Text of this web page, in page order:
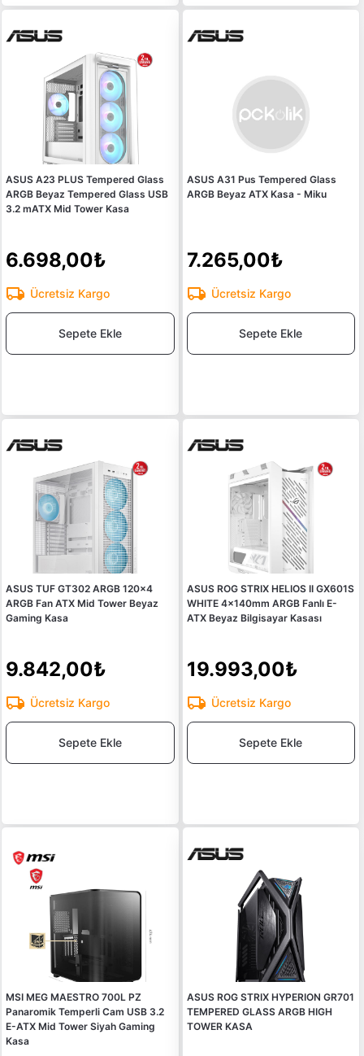
ASUS A23 PLUS Tempered Glass
ARGB Beyaz Tempered Glass USB
3.2 mATX Mid Tower Kasa
6.698,00₺
Ücretsiz Kargo
Sepete Ekle
ASUS A31 Pus Tempered Glass
ARGB Beyaz ATX Kasa - Miku
7.265,00₺
Ücretsiz Kargo
Sepete Ekle
ASUS TUF GT302 ARGB 120x4
ARGB Fan ATX Mid Tower Beyaz
Gaming Kasa
9.842,00₺
Ücretsiz Kargo
Sepete Ekle
ASUS ROG STRIX HELIOS II GX601S
WHITE 4x140mm ARGB Fanlı E-
ATX Beyaz Bilgisayar Kasası
19.993,00₺
Ücretsiz Kargo
Sepete Ekle
MSI MEG MAESTRO 700L PZ
Panaromik Temperli Cam USB 3.2
E-ATX Mid Tower Siyah Gaming
Kasa
ASUS ROG STRIX HYPERION GR701
TEMPERED GLASS ARGB HIGH
TOWER KASA